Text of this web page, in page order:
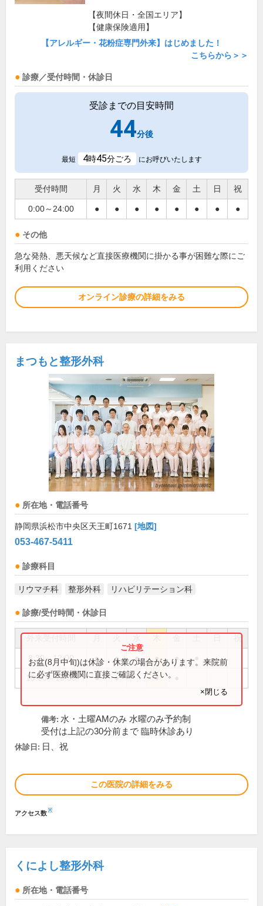
【夜間休日・全国エリア】
【健康保険適用】
【アレルギー・花粉症専門外来】はじめました！
こちらから＞＞
診療／受付時間・休診日
受診までの目安時間
44分後
最短 4時45分ごろ にお呼びいたします
受付時間 月 火 水 木 金 土 日 祝
0:00～24:00 ● ● ● ● ● ● ● ●
その他
急な発熱、悪天候など直接医療機関に掛かる事が困難な際にご
利用ください
オンライン診療の詳細をみる
まつもと整形外科
所在地・電話番号
静岡県浜松市中央区天王町1671 [地図]
053-467-5411
診療科目
リウマチ科 整形外科 リハビリテーション科
診療/受付時間・休診日
祝
8:30～12:00 ● ● ● ● ●
15:00～18:30 ● ● ●
お盆(8月中旬)は休診・休業の場合があります。来院前
に必ず医療機関に直接ご確認ください。
×閉じる
備考: 水・土曜AMのみ 水曜のみ予約制
受付は上記の30分前まで 臨時休診あり
休診日: 日、祝
この医院の詳細をみる
アクセス数※
くによし整形外科
所在地・電話番号